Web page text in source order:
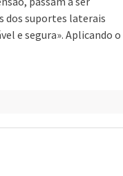
dos suportes laterais
e segura». Aplicando o